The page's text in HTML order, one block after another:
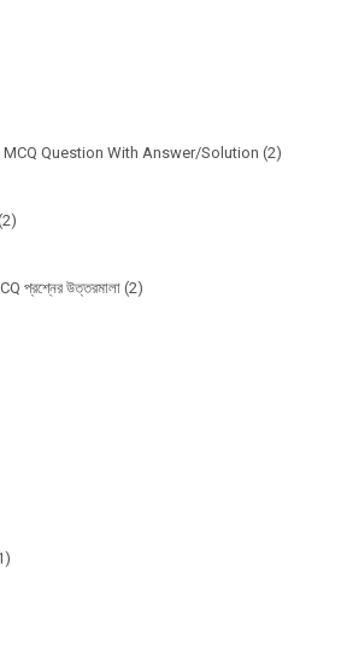
MCQ Question With Answer/Solution (2)
প্রশ্নের উত্তরমালা (2)